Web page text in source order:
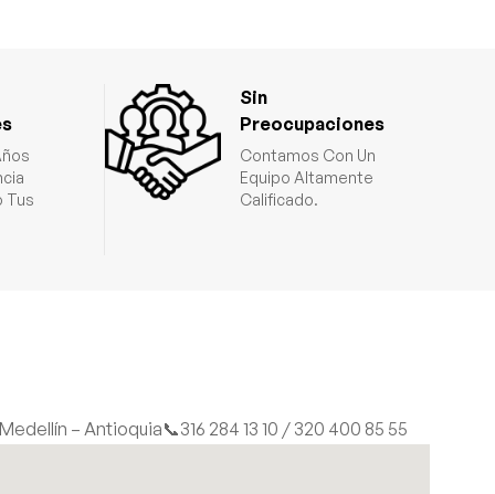
Tus
Sin
Preocupaciones
Contamos Con Un
Equipo Altamente
Calificado.
– Antioquia📞316 284 13 10 / 320 400 85 55